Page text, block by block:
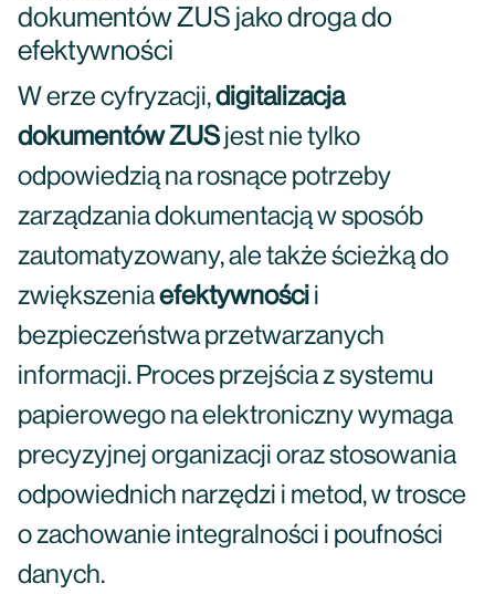
dokumentów ZUS jako droga do
efektywności
W erze cyfryzacji,digitalizacja
dokumentów ZUS jest nie tylko
odpowiedzią na rosnące potrzeby
zarządzania dokumentacją w sposób
zautomatyzowany, ale także ścieżką do
zwiększeniaefektywności i
bezpieczeństwa przetwarzanych
informacji. Proces przejścia z systemu
papierowego na elektroniczny wymaga
precyzyjnej organizacji oraz stosowania
odpowiednich narzędzi i metod, w trosce
o zachowanie integralności i poufności
danych.